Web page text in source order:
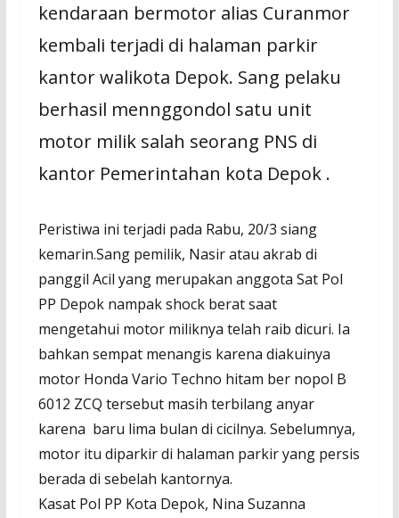
kendaraan bermotor alias Curanmor
kembali terjadi di halaman parkir
kantor walikota Depok. Sang pelaku
berhasil mennggondol satu unit
motor milik salah seorang PNS di
kantor Pemerintahan kota Depok .
Peristiwa ini terjadi pada Rabu, 20/3 siang
kemarin.Sang pemilik, Nasir atau akrab di
panggil Acil yang merupakan anggota Sat Pol
PP Depok nampak shock berat saat
mengetahui motor miliknya telah raib dicuri. Ia
bahkan sempat menangis karena diakuinya
motor Honda Vario Techno hitam ber nopol B
6012 ZCQ tersebut masih terbilang anyar
karena baru lima bulan di cicilnya. Sebelumnya,
motor itu diparkir di halaman parkir yang persis
berada di sebelah kantornya.
Kasat Pol PP Kota Depok, Nina Suzanna